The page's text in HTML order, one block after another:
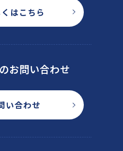
はこちら
お問い合わせ
い合わせ